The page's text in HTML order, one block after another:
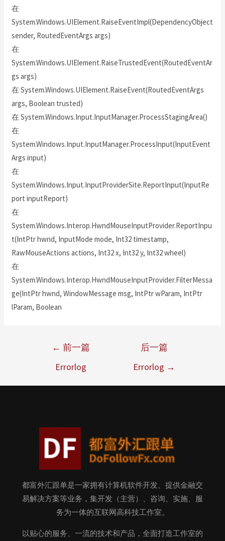
在
System.Windows.UIElement.RaiseEventImpl(DependencyObject
sender, RoutedEventArgs args)
在
System.Windows.UIElement.RaiseTrustedEvent(RoutedEventAr
gs args)
在 System.Windows.UIElement.RaiseEvent(RoutedEventArgs
args, Boolean trusted)
在 System.Windows.Input.InputManager.ProcessStagingArea()
在
System.Windows.Input.InputManager.ProcessInput(InputEvent
Args input)
在
System.Windows.Input.InputProviderSite.ReportInput(InputRe
port inputReport)
在
System.Windows.Interop.HwndMouseInputProvider.ReportInpu
t(IntPtr hwnd, InputMode mode, Int32 timestamp,
RawMouseActions actions, Int32 x, Int32 y, Int32 wheel)
在
System.Windows.Interop.HwndMouseInputProvider.FilterMessa
ge(IntPtr hwnd, WindowMessage msg, IntPtr wParam, IntPtr
lParam, Boolean
← 前一篇
Errorlog
后一篇
Errorlog →
都富外汇跟单是一家拥有计算机软件开发、提供金融交
易解决方案等业务，集开发（主营）、咨询、实施、服
务为一体的互联网高科技工作室。
以贴心的服务、一流的技术和产品，全面打造工作室的